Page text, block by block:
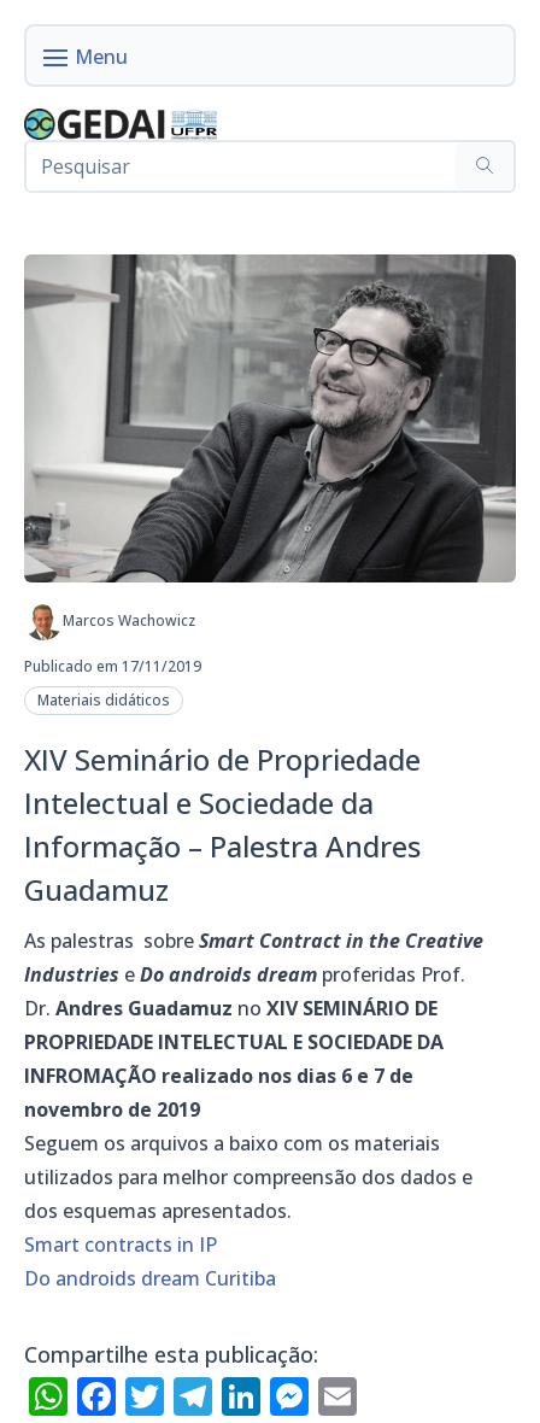
Marcos Wachowicz
Publicado em 17/11/2019
Materiais didáticos
XIV Seminário de Propriedade
Intelectual e Sociedade da
Informação – Palestra Andres
Guadamuz
As palestras sobreSmart Contract in the Creative
Industries eDo androids dream proferidas Prof.
Dr. Andres Guadamuz no XIV SEMINÁRIO DE
PROPRIEDADE INTELECTUAL E SOCIEDADE DA
INFROMAÇÃO realizado nos dias 6 e 7 de
novembro de 2019
Seguem os arquivos a baixo com os materiais
utilizados para melhor compreensão dos dados e
dos esquemas apresentados.
Smart contracts in IP
Do androids dream Curitiba
Compartilhe esta publicação:
WhatsApp
Facebook
Twitter
Telegram
LinkedIn
Messenger